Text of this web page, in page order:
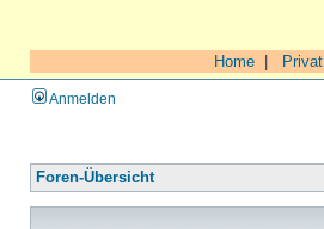
Home Privat
Anmelden
Foren-Übersicht